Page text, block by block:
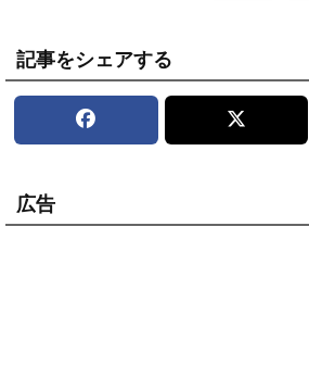
記事をシェアする
広告